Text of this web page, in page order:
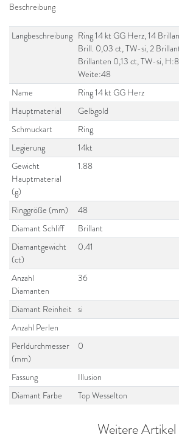
Beschreibung
Langbeschreibung Ring 14 kt GG Herz, 14
Brill. 0,03 ct, TW-si, 2
Brillanten 0,13 ct, TW-si,
Weite:48
Name
Ring 14 kt GG Herz
Hauptmaterial
Gelbgold
Schmuckart
Ring
Legierung
14kt
Gewicht
Hauptmaterial
(g)
1.88
Ringgröße (mm)
48
Diamant Schliff
Brillant
Diamantgewicht
(ct)
0.41
Anzahl
Diamanten
36
Diamant Reinheit si
Anzahl Perlen
Perldurchmesser
(mm)
0
Fassung
Illusion
Diamant Farbe
Top Wesselton
Weitere Artikel